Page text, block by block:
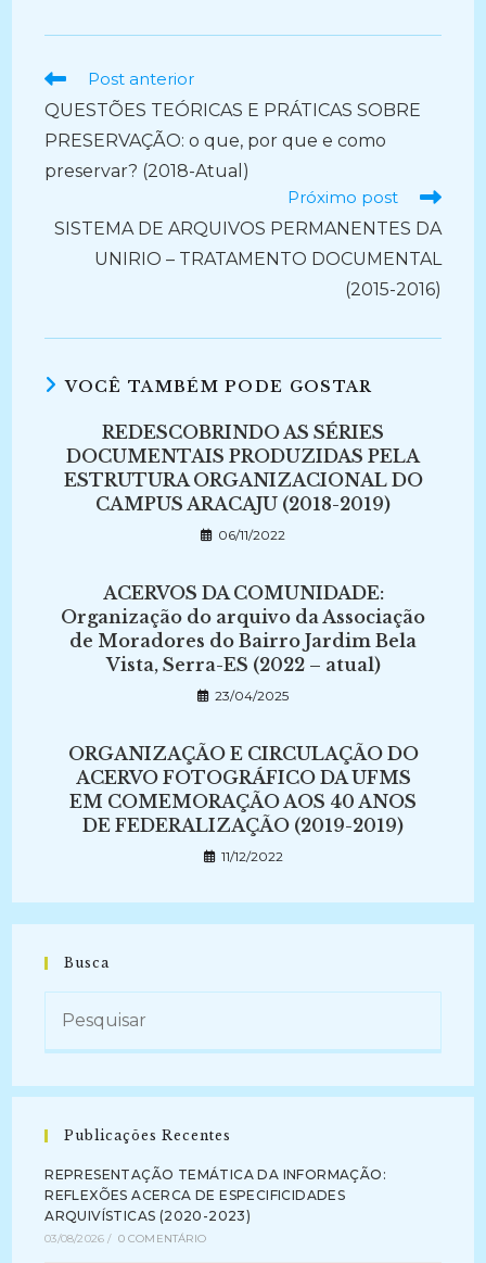
Ler
artigos
Post anterior
QUESTÕES TEÓRICAS E PRÁTICAS SOBRE
PRESERVAÇÃO: o que, por que e como
preservar? (2018-Atual)
Próximo post
SISTEMA DE ARQUIVOS PERMANENTES DA
UNIRIO – TRATAMENTO DOCUMENTAL
(2015-2016)
VOCÊ TAMBÉM PODE GOSTAR
REDESCOBRINDO AS SÉRIES
DOCUMENTAIS PRODUZIDAS PELA
ESTRUTURA ORGANIZACIONAL DO
CAMPUS ARACAJU (2018-2019)
06/11/2022
ACERVOS DA COMUNIDADE:
Organização do arquivo da Associação
de Moradores do Bairro Jardim Bela
Vista, Serra-ES (2022 – atual)
23/04/2025
ORGANIZAÇÃO E CIRCULAÇÃO DO
ACERVO FOTOGRÁFICO DA UFMS
EM COMEMORAÇÃO AOS 40 ANOS
DE FEDERALIZAÇÃO (2019-2019)
11/12/2022
Busca
Publicações Recentes
REPRESENTAÇÃO TEMÁTICA DA INFORMAÇÃO:
REFLEXÕES ACERCA DE ESPECIFICIDADES
ARQUIVÍSTICAS (2020-2023)
03/08/2026 / 0 COMENTÁRIO